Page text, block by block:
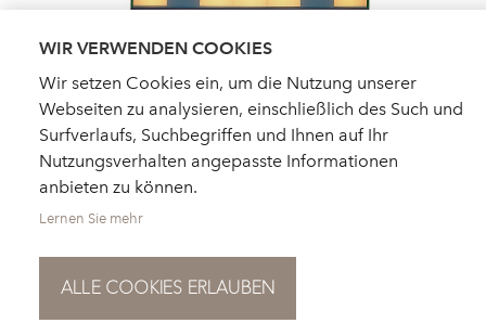
HÄNDLERSUCHE
WIR VERWENDEN COOKIES
Wir setzen Cookies ein, um die Nutzung unserer
Webseiten zu analysieren, einschließlich des Such und
Surfverlaufs, Suchbegriffen und Ihnen auf Ihr
Nutzungsverhalten angepasste Informationen
anbieten zu können.
Lernen Sie mehr
ALLE COOKIES ERLAUBEN